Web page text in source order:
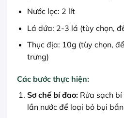
Nước lọc: 2 lít
Lá dứa: 2-3 lá (tùy chọn,
Thục địa: 10g (tùy chọn,
trưng)
Các bước thực hiện:
Sơ chế bí đao:Rửa sạch bí
lần nước để loại bỏ bụi